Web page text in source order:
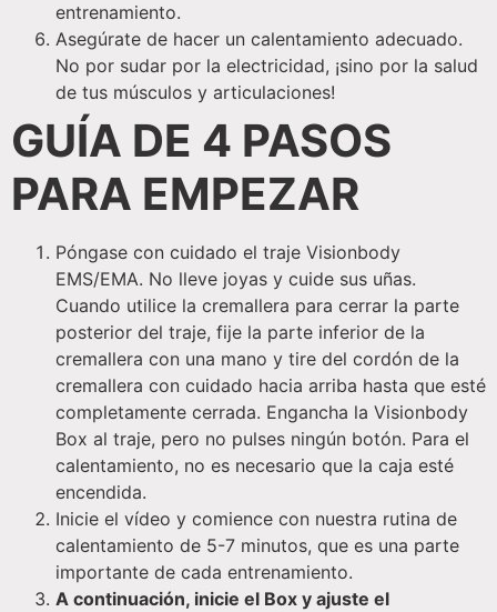
entrenamiento.
Asegúrate de hacer un calentamiento adecuado.
No por sudar por la electricidad, ¡sino por la salud
de tus músculos y articulaciones!
GUÍA DE 4 PASOS
PARA EMPEZAR
Póngase con cuidado el traje Visionbody
EMS/EMA. No lleve joyas y cuide sus uñas.
Cuando utilice la cremallera para cerrar la parte
posterior del traje, fije la parte inferior de la
cremallera con una mano y tire del cordón de la
cremallera con cuidado hacia arriba hasta que esté
completamente cerrada. Engancha la Visionbody
Box al traje, pero no pulses ningún botón. Para el
calentamiento, no es necesario que la caja esté
encendida.
Inicie el vídeo y comience con nuestra rutina de
calentamiento de 5-7 minutos, que es una parte
importante de cada entrenamiento.
A continuación, inicie el Box y ajuste el